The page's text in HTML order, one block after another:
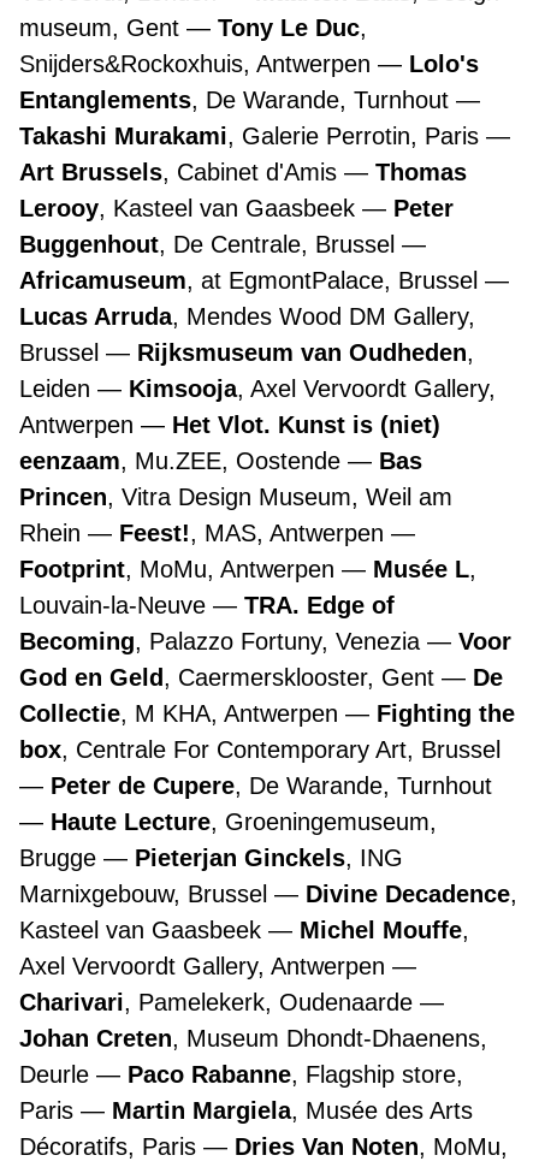
museum, Gent
Tony Le Duc,
Snijders&Rockoxhuis, Antwerpen
Lolo's
Entanglements, De Warande, Turnhout
Takashi Murakami, Galerie Perrotin, Paris
Art Brussels, Cabinet d'Amis
Thomas
Lerooy, Kasteel van Gaasbeek
Peter
Buggenhout, De Centrale, Brussel
Africamuseum, at EgmontPalace, Brussel
Lucas Arruda, Mendes Wood DM Gallery,
Brussel
Rijksmuseum van Oudheden,
Leiden
Kimsooja, Axel Vervoordt Gallery,
Antwerpen
Het Vlot. Kunst is (niet)
eenzaam, Mu.ZEE, Oostende
Bas
Princen, Vitra Design Museum, Weil am
Rhein
Feest!, MAS, Antwerpen
Footprint, MoMu, Antwerpen Musée L,
Louvain-la-Neuve
TRA. Edge of
Becoming, Palazzo Fortuny, Venezia
Voor
God en Geld, Caermersklooster, Gent
De
Collectie, M KHA, Antwerpen
Fighting the
box, Centrale For Contemporary Art, Brussel
Peter de Cupere, De Warande, Turnhout
Haute Lecture, Groeningemuseum,
Brugge
Pieterjan Ginckels, ING
Marnixgebouw, Brussel
Divine Decadence,
Kasteel van Gaasbeek
Michel Mouffe,
Axel Vervoordt Gallery, Antwerpen
Charivari, Pamelekerk, Oudenaarde
Johan Creten, Museum Dhondt-Dhaenens,
Deurle
Paco Rabanne, Flagship store,
Paris
Martin Margiela, Musée des Arts
Décoratifs, Paris
Dries Van Noten, MoMu,